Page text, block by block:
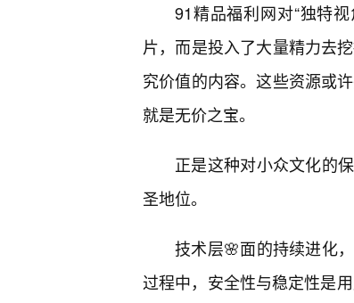
91精品福利网对“独特
片，而是投入了大量精力去
究价值的内容。这些资源或
就是无价之宝。
正是这种对小众文化的
圣地位。
技术层🌸面的持续进化
过程中，安全性与稳定性是